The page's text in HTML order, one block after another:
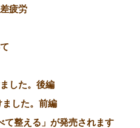
疲労
した。後編
した。前編
て整える」が発売されます